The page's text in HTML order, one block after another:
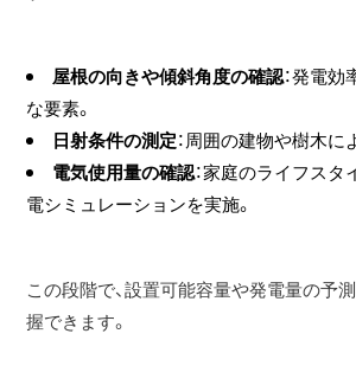
屋根の向きや傾斜角度の確認：発電
な要素。
日射条件の測定：周囲の建物や樹木に
電気使用量の確認：家庭のライフス
電シミュレーションを実施。
この段階で、設置可能容量や発電量の予
握できます。